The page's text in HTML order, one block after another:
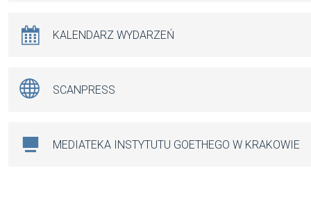
KALENDARZ WYDARZEŃ
SCANPRESS
MEDIATEKA INSTYTUTU GOETHEGO W KRAKOWIE